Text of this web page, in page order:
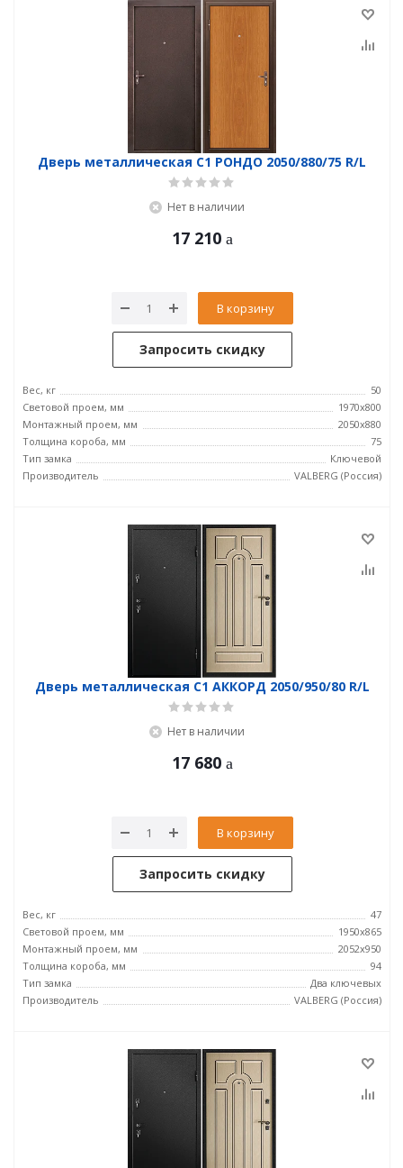
Дверь металлическая С1 РОНДО 2050/880/75 R/L
Нет в наличии
17 210
В корзину
Запросить скидку
Вес, кг
50
Световой проем, мм
1970x800
Монтажный проем, мм
2050x880
Толщина короба, мм
75
Тип замка
Ключевой
Производитель
VALBERG (Россия)
Дверь металлическая С1 АККОРД 2050/950/80 R/L
Нет в наличии
17 680
В корзину
Запросить скидку
Вес, кг
47
Световой проем, мм
1950x865
Монтажный проем, мм
2052x950
Толщина короба, мм
94
Тип замка
Два ключевых
Производитель
VALBERG (Россия)